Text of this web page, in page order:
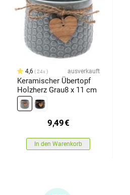
4,6 24x ausverkauft
Keramischer Übertopf
Holzherz Grau8 x 11 cm
9,49€
In den Warenkorb